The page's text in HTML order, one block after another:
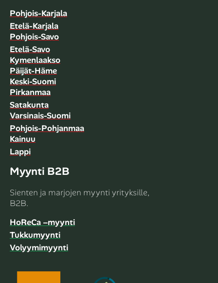
Pohjois-Karjala
Etelä-Karjala
Pohjois-Savo
Etelä-Savo
Kymenlaakso
Päijät-Häme
Keski-Suomi
Pirkanmaa
Satakunta
Varsinais-Suomi
Pohjois-Pohjanmaa
Kainuu
Lappi
Myynti B2B
Sienten ja marjojen myynti yrityksille,
B2B.
HoReCa –myynti
Tukkumyynti
Volyymimyynti